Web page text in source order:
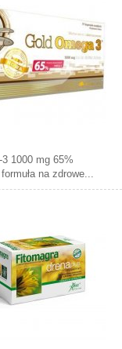
1000 mg 65%
na zdrowe...